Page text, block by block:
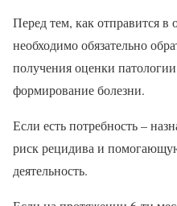
Перед тем, как отправится в
необходимо обязательно
получения оценки
формирование болезни.
Если есть потребность –
риск рецидива и
деятельность.